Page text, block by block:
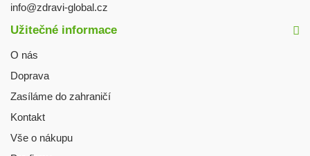
info@zdravi-global.cz
Užitečné informace
O nás
Doprava
Zasíláme do zahraničí
Kontakt
Vše o nákupu